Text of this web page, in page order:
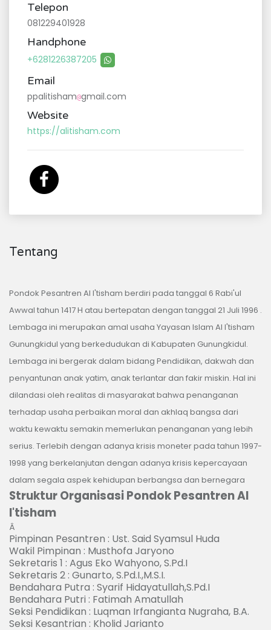
Tentang
Pondok Pesantren Al I'tisham berdiri pada tanggal 6 Rabi'ul
Awwal tahun 1417 H atau bertepatan dengan tanggal 21 Juli 1996 .
Lembaga ini merupakan amal usaha Yayasan Islam Al I'tisham
Gunungkidul yang berkedudukan di Kabupaten Gunungkidul.
Lembaga ini bergerak dalam bidang Pendidikan, dakwah dan
penyantunan anak yatim, anak terlantar dan fakir miskin. Hal ini
dilandasi oleh realitas di masyarakat bahwa penanganan
terhadap usaha perbaikan moral dan akhlaq bangsa dari
waktu kewaktu semakin memerlukan penanganan yang lebih
serius. Terlebih dengan adanya krisis moneter pada tahun 1997-
1998 yang berkelanjutan dengan adanya krisis kepercayaan
dalam segala aspek kehidupan berbangsa dan bernegara
Struktur Organisasi Pondok Pesantren Al
I'tisham
Â
Pimpinan Pesantren : Ust. Said Syamsul Huda
Wakil Pimpinan : Musthofa Jaryono
Sekretaris 1 : Agus Eko Wahyono, S.Pd.I
Sekretaris 2 : Gunarto, S.Pd.I.,M.S.I.
Bendahara Putra : Syarif Hidayatullah,S.Pd.I
Bendahara Putri : Fatimah Amatullah
Seksi Pendidikan : Luqman Irfangianta Nugraha, B.A.
Seksi Kesantrian : Kholid Jarianto
Telepon
081229401928
Handphone
+6281226387205
Email
ppalitisham@gmail.com
Website
https://alitisham.com